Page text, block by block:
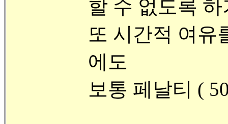
할 수 없도록
또 시간적 여유
에도
보통 페날티 (